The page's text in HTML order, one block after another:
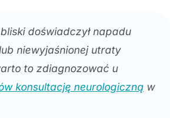
doświadczył napadu
niewyjaśnionej utraty
to zdiagnozować u
konsultację neurologiczną w